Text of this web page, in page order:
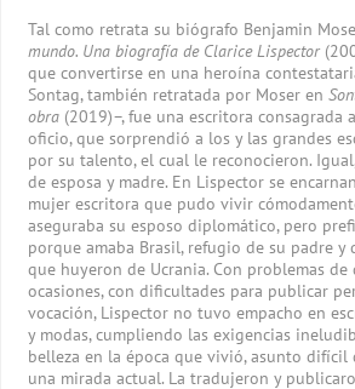
Tal como retrata su biógrafo Benjamin
mundo. Una biografía de Clarice Lispector
que convertirse en una heroína
Sontag, también retratada por Moser en
obra (2019)–, fue una escritora consagrada
oficio, que sorprendió a los y las grandes
por su talento, el cual le reconocieron.
de esposa y madre. En Lispector se
mujer escritora que pudo vivir
aseguraba su esposo diplomático, pero
porque amaba Brasil, refugio de su padre y
que huyeron de Ucrania. Con problemas de
ocasiones, con dificultades para publicar
vocación, Lispector no tuvo empacho en
y modas, cumpliendo las exigencias
belleza en la época que vivió, asunto difícil
una mirada actual. La tradujeron y